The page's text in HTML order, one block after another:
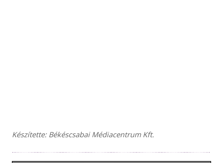
Készítette: Békéscsabai Médiacentrum Kft.